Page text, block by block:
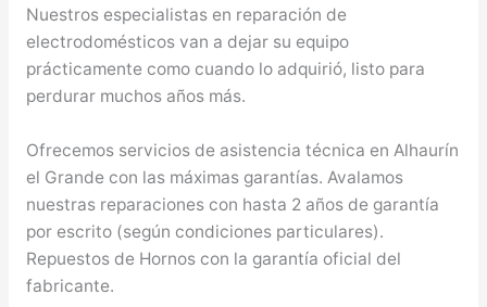
Nuestros especialistas en reparación de
electrodomésticos van a dejar su equipo
prácticamente como cuando lo adquirió, listo para
perdurar muchos años más.
Ofrecemos servicios de asistencia técnica en Alhaurín
el Grande con las máximas garantías. Avalamos
nuestras reparaciones con hasta 2 años de garantía
por escrito (según condiciones particulares).
Repuestos de Hornos con la garantía oficial del
fabricante.